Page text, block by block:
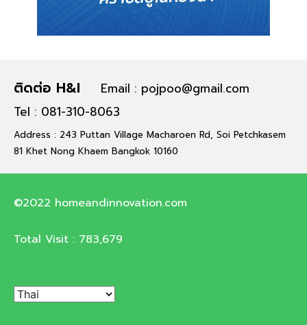
ติดต่อ H&I
Email : pojpoo@gmail.com
Tel : 081-310-8063
Address : 243 Puttan Village Macharoen Rd, Soi Petchkasem
81 Khet Nong Khaem Bangkok 10160
©2022 homeandinnovation.com
Total Visit : 783,679